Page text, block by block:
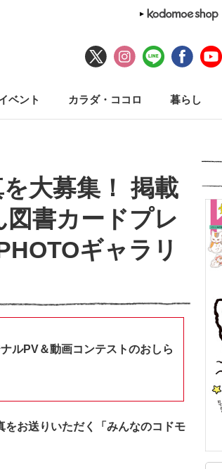
ベント カラダ・ココロ 暮らし
大募集！ 掲載
書カードプレ
ギャラリ
ルPV＆動画コンテストのおしら
お送りいただく「みんなのコドモ